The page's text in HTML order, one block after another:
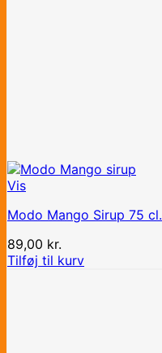
Vis
Modo Mango Sirup 75 cl.
89,00 kr.
Tilføj til kurv